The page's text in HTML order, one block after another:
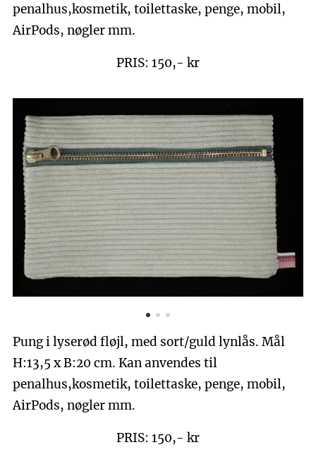
penalhus,kosmetik, toilettaske, penge, mobil,
AirPods, nøgler mm.
PRIS: 150,- kr
Pung i lyserød fløjl, med sort/guld lynlås. Mål
H:13,5 x B:20 cm. Kan anvendes til
penalhus,kosmetik, toilettaske, penge, mobil,
AirPods, nøgler mm.
PRIS: 150,- kr